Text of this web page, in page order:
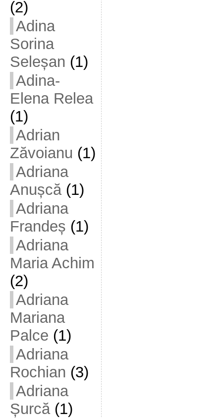
(2)
Adina
Sorina
Seleșan (1)
Adina-
Elena Relea
(1)
Adrian
Zăvoianu (1)
Adriana
Anușcă(1)
Adriana
Frandeș (1)
Adriana
Maria Achim
(2)
Adriana
Mariana
Palce (1)
Adriana
Rochian (3)
Adriana
Șurcă(1)